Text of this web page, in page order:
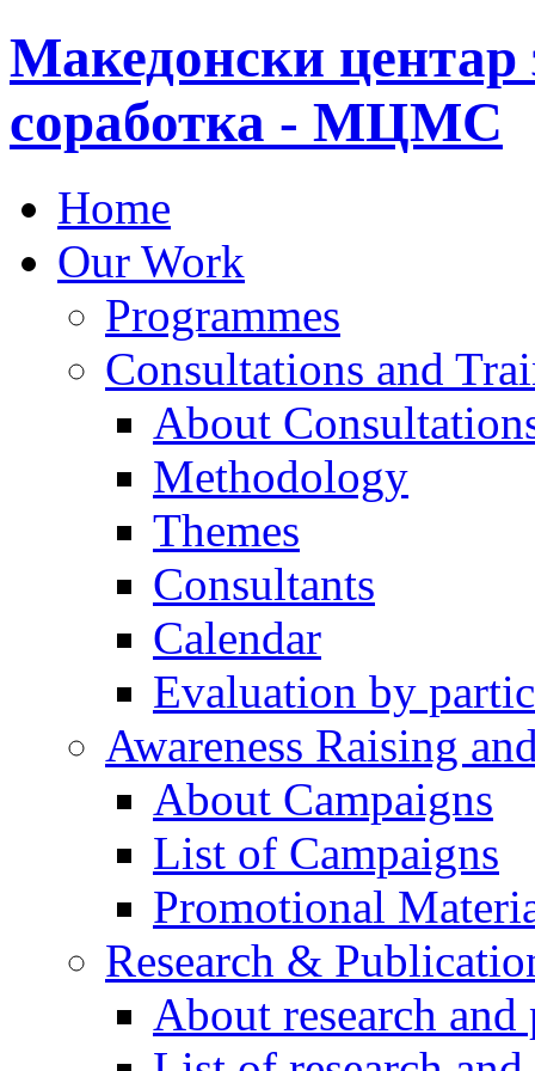
Македонски центар
соработка - МЦМС
Home
Our Work
Programmes
Consultations and
About
Methodology
Themes
Consultants
Calendar
Evaluation by
Awareness Raising
About Campaigns
List of Campaigns
Promotional
Research &
About research